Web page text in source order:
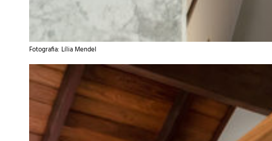
Fotografia: Lília Mendel